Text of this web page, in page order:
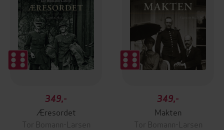
349,-
Æresordet
Tor Bomann-Larsen
349,-
Makten
Tor Bomann-Larsen